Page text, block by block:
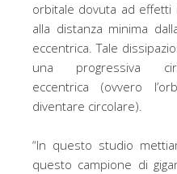
orbitale dovuta ad effetti
alla distanza minima
eccentrica. Tale
una progressiva
eccentrica (ovvero
diventare circolare).
“In questo studio
questo campione di